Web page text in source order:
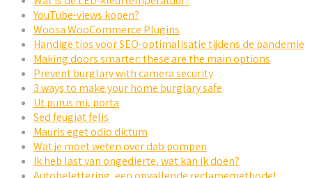
YouTube-views kopen?
Woosa WooCommerce Plugins
Handige tips voor SEO-optimalisatie tijdens de pandemie
Making doors smarter: these are the main options
Prevent burglary with camera security
3 ways to make your home burglary safe
Ut purus mi, porta
Sed feugiat felis
Mauris eget odio dictum
Wat je moet weten over dab pompen
Ik heb last van ongedierte, wat kan ik doen?